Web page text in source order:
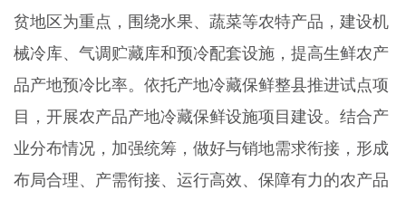
贫地区为重点，围绕水果、蔬菜等农特产品，建设机
械冷库、气调贮藏库和预冷配套设施，提高生鲜农产
品产地预冷比率。依托产地冷藏保鲜整县推进试点项
目，开展农产品产地冷藏保鲜设施项目建设。结合产
业分布情况，加强统筹，做好与销地需求衔接，形成
布局合理、产需衔接、运行高效、保障有力的农产品